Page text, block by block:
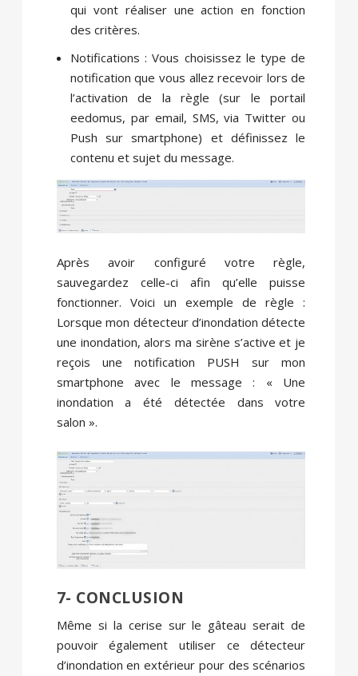
qui vont réaliser une action en fonction
des critères.
Notifications : Vous choisissez le type de
notification que vous allez recevoir lors de
l’activation de la règle (sur le portail
eedomus, par email, SMS, via Twitter ou
Push sur smartphone) et définissez le
contenu et sujet du message.
Après avoir configuré votre règle,
sauvegardez celle-ci afin qu’elle puisse
fonctionner. Voici un exemple de règle :
Lorsque mon détecteur d’inondation détecte
une inondation, alors ma sirène s’active et je
reçois une notification PUSH sur mon
smartphone avec le message : « Une
inondation a été détectée dans votre
salon ».
7- CONCLUSION
Même si la cerise sur le gâteau serait de
pouvoir également utiliser ce détecteur
d’inondation en extérieur pour des scénarios